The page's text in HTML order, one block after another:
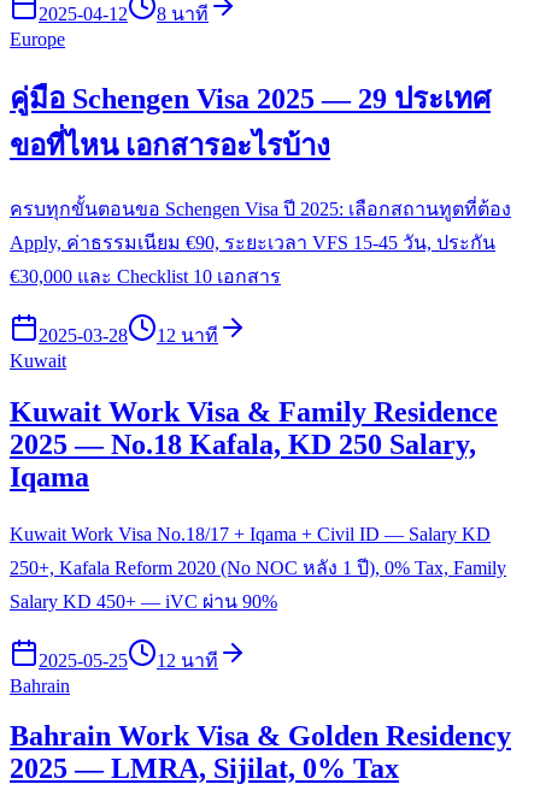
2025-04-12
8 นาที
Europe
คู่มือ Schengen Visa 2025 — 29 ประเทศ
ขอที่ไหน เอกสารอะไรบ้าง
ครบทุกขั้นตอนขอ Schengen Visa ปี 2025: เลือกสถานทูตที่ต้อง
Apply, ค่าธรรมเนียม €90, ระยะเวลา VFS 15-45 วัน, ประกัน
€30,000 และ Checklist 10 เอกสาร
2025-03-28
12 นาที
Kuwait
Kuwait Work Visa & Family Residence
2025 — No.18 Kafala, KD 250 Salary,
Iqama
Kuwait Work Visa No.18/17 + Iqama + Civil ID — Salary KD
250+, Kafala Reform 2020 (No NOC หลัง 1 ปี), 0% Tax, Family
Salary KD 450+ — iVC ผ่าน 90%
2025-05-25
12 นาที
Bahrain
Bahrain Work Visa & Golden Residency
2025 — LMRA, Sijilat, 0% Tax